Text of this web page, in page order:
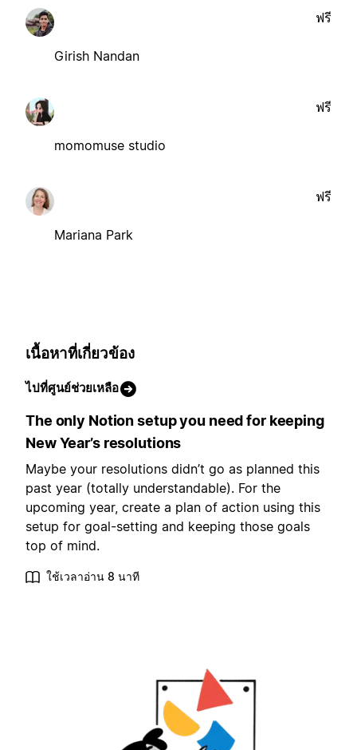
Girish Nandan
ฟรี
momomuse studio
ฟรี
Mariana Park
ฟรี
เนื้อหาที่เกี่ยวข้อง
ไปที่ศูนย์ช่วยเหลือ
The only Notion setup you need for keeping
New Year’s resolutions
Maybe your resolutions didn’t go as planned this
past year (totally understandable). For the
upcoming year, create a plan of action using this
setup for goal-setting and keeping those goals
top of mind.
ใช้เวลาอ่าน 8 นาที